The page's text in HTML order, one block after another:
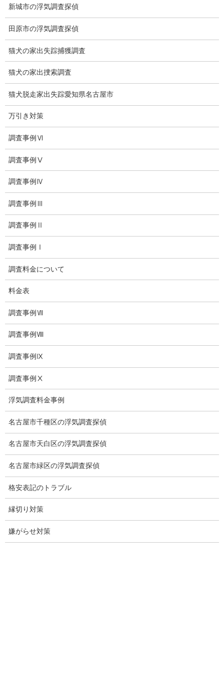
探偵社の要点
有責配偶者からの離婚
浮気をする人
探偵社の選び方
浮気度チェック
会社案内
損害保険調査
法令遵守
推奨・提携法律事務所
ブログ
探偵エッセイ
探偵コラム
探偵日記
児童虐待防止対策
子供のいじめ相談
いじめ相談・愛知県名古屋
子供のいじめ問題・いじめ相談、小学生、中学生、高校生
日本版DBS
お問い合わせ
新城市の浮気調査探偵
田原市の浮気調査探偵
猫犬の家出失踪捕獲調査
猫犬の家出捜索調査
猫犬脱走家出失踪愛知県名古屋市
万引き対策
調査事例Ⅵ
調査事例Ⅴ
調査事例Ⅳ
調査事例Ⅲ
調査事例Ⅱ
調査事例Ⅰ
調査料金について
料金表
調査事例Ⅶ
調査事例Ⅷ
調査事例Ⅸ
調査事例Ⅹ
浮気調査料金事例
名古屋市千種区の浮気調査探偵
名古屋市天白区の浮気調査探偵
名古屋市緑区の浮気調査探偵
格安表記のトラブル
縁切り対策
嫌がらせ対策